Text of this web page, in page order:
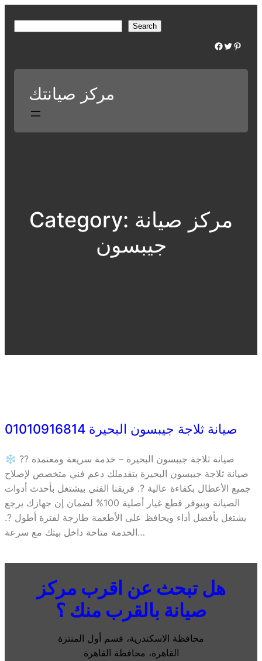
r
Search
Facebook Twitter Pinterest
مركز صيانتك
Category: مركز صيانة
جيبسون
صيانة ثلاجة جيبسون البحيرة 01010916814
❄️ صيانة ثلاجة جيبسون البحيرة – خدمة سريعة ومعتمدة ?‍?
صيانة ثلاجة جيبسون البحيرة بتقدملك دعم فني متخصص لإصلاح
جميع الأعطال بكفاءة عالية ?. فريقنا الفني بيشتغل بأحدث أدوات
الصيانة وبيوفر قطع غيار أصلية 100% لضمان إن جهازك يرجع
يشتغل بأفضل أداء ويحافظ على الأطعمة طازجة لفترة أطول ?.
الخدمة متاحة داخل بيتك مع سرعة…
هل تبحث عن اقرب مركز
صيانة بالقرب منك ؟
محافظة الاسكندرية، قسم أول المنتزة
القاهرة، محافظة القاهرة